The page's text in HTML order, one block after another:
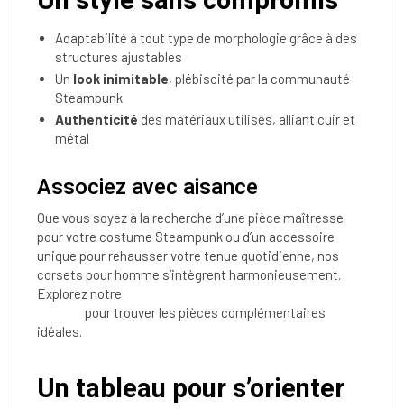
Adaptabilité à tout type de morphologie grâce à des
structures ajustables
Un look inimitable, plébiscité par la communauté
Steampunk
Authenticité des matériaux utilisés, alliant cuir et
métal
Associez avec aisance
Que vous soyez à la recherche d’une pièce maîtresse
pour votre costume Steampunk ou d’un accessoire
unique pour rehausser votre tenue quotidienne, nos
corsets pour homme s’intègrent harmonieusement.
Explorez notre
pour trouver les pièces complémentaires
idéales.
Un tableau pour s’orienter